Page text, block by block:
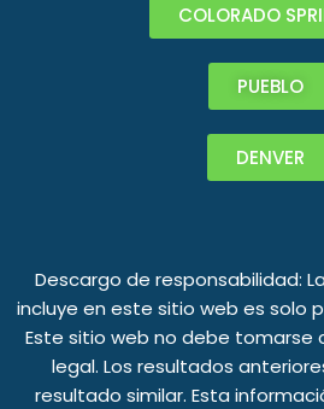
COLORADO
PUEBLO
DENVER
Descargo de responsabilidad:
incluye en este sitio web es solo
Este sitio web no debe tomarse
legal. Los resultados
resultado similar. Esta